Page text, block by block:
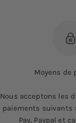
Moyens de
Nous acceptons les
paiements suivants :
Pay, Paypal et